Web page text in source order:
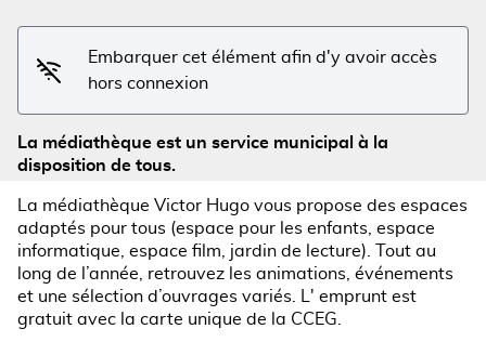
Voir l'image en plein écran
Embarquer cet élément afin d'y avoir accès
hors connexion
La médiathèque est un service municipal à la
disposition de tous.
La médiathèque Victor Hugo vous propose des espaces
adaptés pour tous (espace pour les enfants, espace
informatique, espace film, jardin de lecture). Tout au
long de l’année, retrouvez les animations, événements
et une sélection d’ouvrages variés. L' emprunt est
gratuit avec la carte unique de la CCEG.